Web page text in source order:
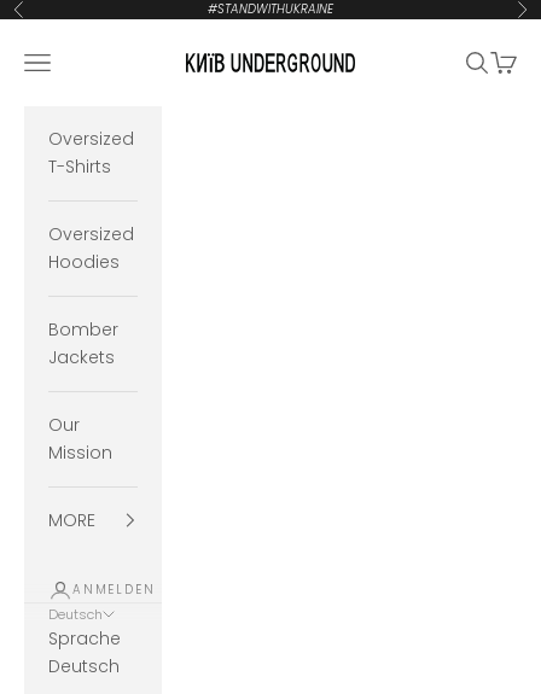
Zum Inhalt springen
Zurück #STANDWITHUKRAINE Vor
KYIVUNDERGROUND
Navigationsmenü öffnen Suche
Oversized
T-Shirts
Oversized
Hoodies
Bomber
Jackets
Our
Mission
MORE
ANMELDEN
Deutsch
Sprache
Deutsch